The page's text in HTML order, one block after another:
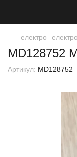
електро
MD128752
Артикул: MD128752